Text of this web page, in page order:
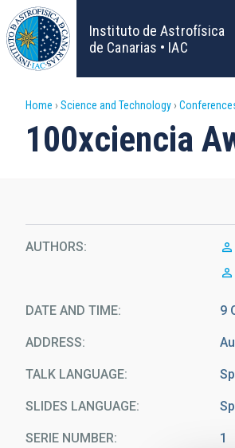
Skip
to
main
content
Instituto de Astrofísica
de Canarias • IAC
Breadcrumb
Home Science and Technology
100xciencia
AUTHORS
DATE AND TIME 9
ADDRESS
TALK LANGUAGE
SLIDES LANGUAGE
SERIE NUMBER 1